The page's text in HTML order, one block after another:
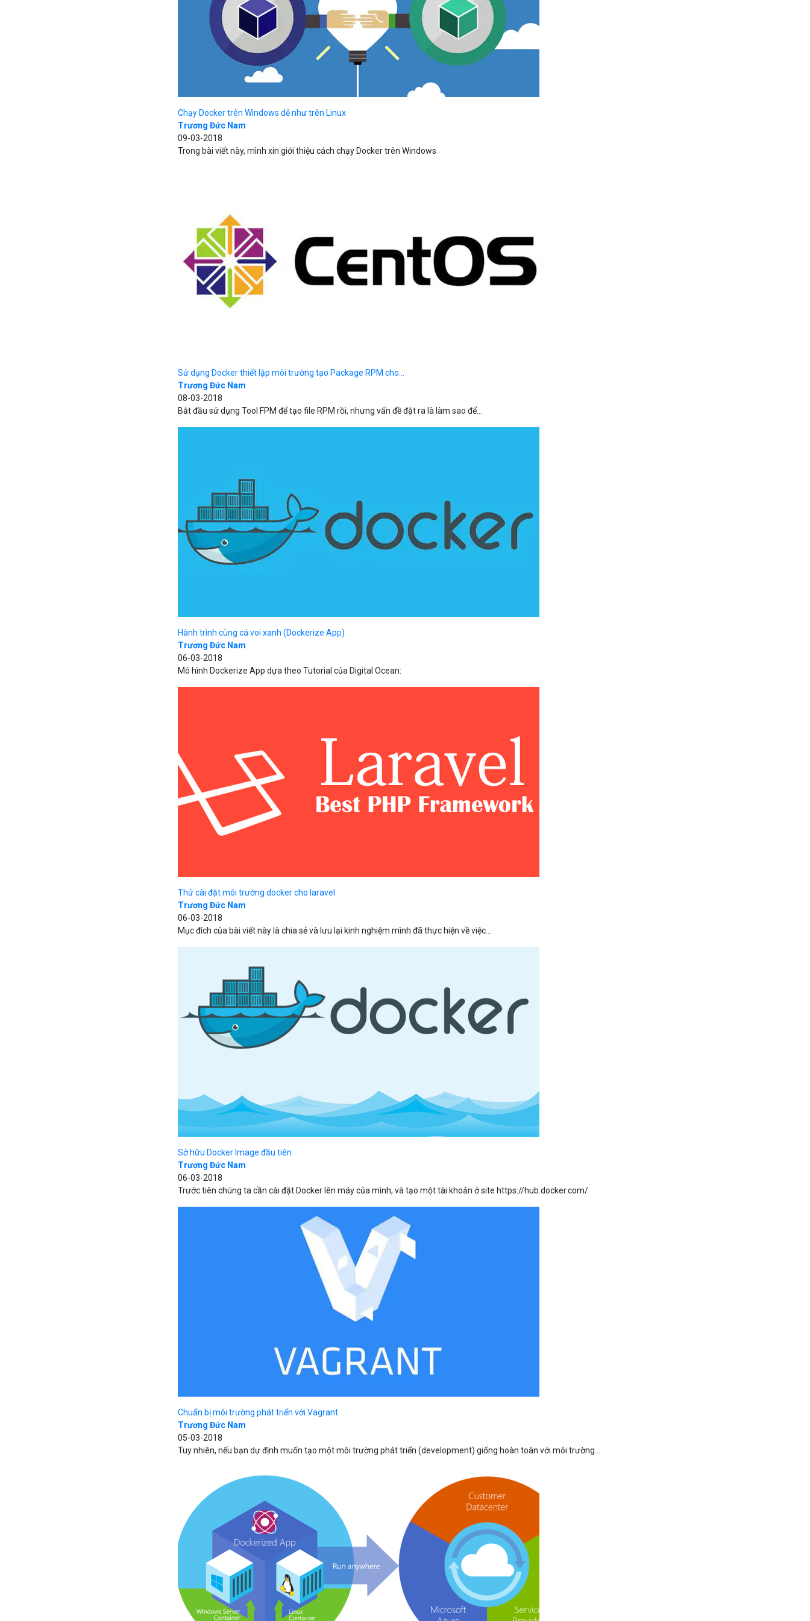
Chạy Docker trên Windows dễ như trên Linux
Trương Đức Nam
09-03-2018
Trong bài viết này, mình xin giới thiệu cách chạy Docker trên Windows
Sử dụng Docker thiết lập môi trường tạo Package RPM cho...
Trương Đức Nam
08-03-2018
Bắt đầu sử dụng Tool FPM để tạo file RPM rồi, nhưng vấn đề đặt ra là làm sao để...
Hành trình cùng cá voi xanh (Dockerize App)
Trương Đức Nam
06-03-2018
Mô hình Dockerize App dựa theo Tutorial của Digital Ocean:
Thử cài đặt môi trường docker cho laravel
Trương Đức Nam
06-03-2018
Mục đích của bài viết này là chia sẻ và lưu lại kinh nghiệm mình đã thực hiện về việc...
Sở hữu Docker Image đầu tiên
Trương Đức Nam
06-03-2018
Trước tiên chúng ta cần cài đặt Docker lên máy của mình, và tạo một tài khoản ở site https://hub.docker.com/.
Chuẩn bị môi trường phát triển với Vagrant
Trương Đức Nam
05-03-2018
Tuy nhiên, nếu bạn dự định muốn tạo một môi trường phát triển (development) giống hoàn toàn với môi trường...